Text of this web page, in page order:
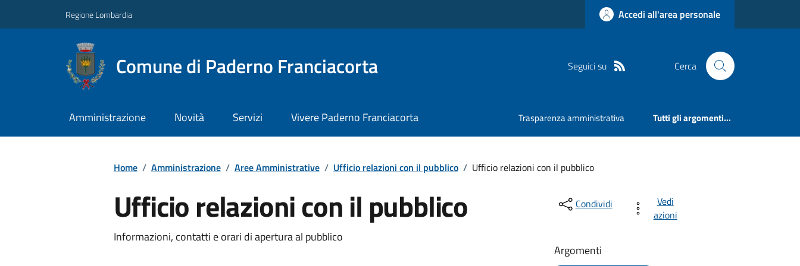
Regione Lombardia Accedi all'area personale
Comune di Paderno Franciacorta Seguici su Cerca
Amministrazione Novità Servizi Vivere Paderno Franciacorta Trasparenza amministrativa Tutti gli argomenti...
Home / Amministrazione / Aree Amministrative / Ufficio relazioni con il pubblico / Ufficio relazioni con il pubblico
Ufficio relazioni con il pubblico
Informazioni, contatti e orari di apertura al pubblico
Condividi
Vedi
azioni
Argomenti